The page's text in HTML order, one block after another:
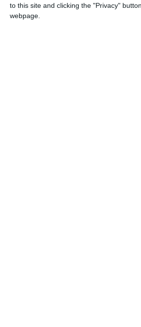
to this site and clicking the "Privacy"
webpage.